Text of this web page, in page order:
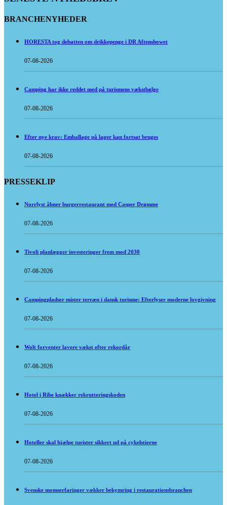
BRANCHENYHEDER
HORESTA tog debatten om drikkepenge i DR Aftenshowet
07-08-2026
Camping har ikke reddet med på turismens vækstbølge
07-08-2026
Efter nye krav: Emballage på lager kan fortsat bruges
07-08-2026
PRESSEKLIP
Norrlyst åbner burgerrestaurant med Casper Drømme
07-08-2026
Tivoli planlægger investeringer frem mod 2030
07-08-2026
Campingpladser mister terræn i dansk turisme: Efterlyser moderne lovgivning
07-08-2026
Wolt forventer lavere vækst efter rekordår
07-08-2026
Hotel i Ribe knækker rekrutteringskoden
07-08-2026
Hoteller skal hjælpe turister sikkert ud på cykelstierne
07-08-2026
Svenske momserfaringer vækker bekymring i restaurationsbranchen